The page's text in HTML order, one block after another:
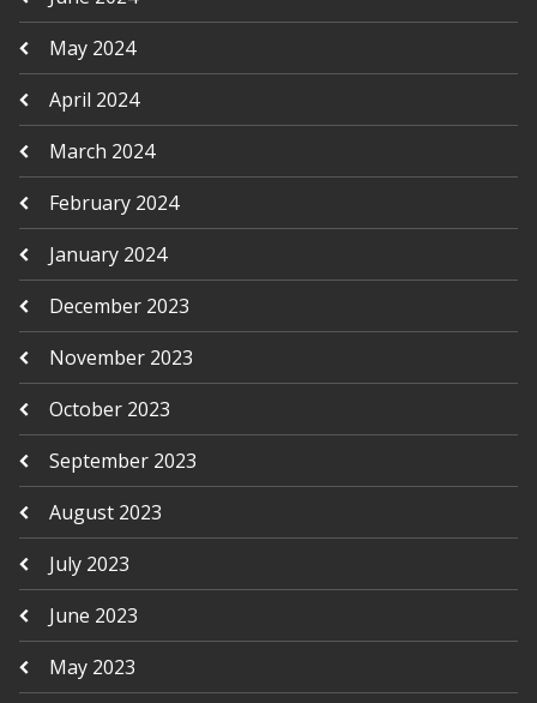
May 2024
April 2024
March 2024
February 2024
January 2024
December 2023
November 2023
October 2023
September 2023
August 2023
July 2023
June 2023
May 2023